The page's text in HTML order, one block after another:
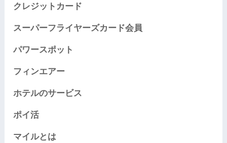
クレジットカード
スーパーフライヤーズカード会員
パワースポット
フィンエアー
ホテルのサービス
ポイ活
マイルとは